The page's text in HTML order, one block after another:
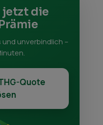
jetzt die
unverbindlich –
Quote